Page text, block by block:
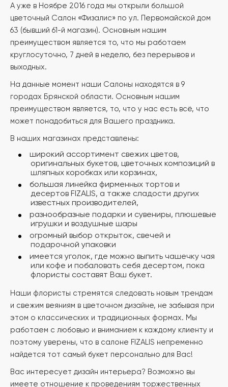
А уже в Ноябре 2016 года мы открыли большой
цветочный Салон «Физалис» по ул. Первомайской дом
63 (бывший 61-й магазин). Основным нашим
преимуществом является то, что мы работаем
круглосуточно, 7 дней в неделю, без перерывов и
выходных.
На данные момент наши Салоны находятся в 9
городах Брянской области. Основным нашим
преимуществом является, то, что у нас есть всё, что
может понадобиться для Вашего праздника.
В наших магазинах представлены:
широкий ассортимент свежих цветов,
оригинальных букетов, цветочных композиций в
шляпных коробках или корзинах,
большая линейка фирменных тортов и
десертов FIZALIS, а также сладости других
известных производителей,
разнообразные подарки и сувениры, плюшевые
игрушки и воздушные шары
огромный выбор открыток, свечей и
подарочной упаковки
имеется уголок, где можно выпить чашечку чая
или кофе и побаловать себя десертом, пока
флористы составят Ваш букет.
Наши флористы стремятся следовать новым трендам
и свежим веяниям в цветочном дизайне, не забывая при
этом о классических и традиционных формах. Мы
работаем с любовью и вниманием к каждому клиенту и
поэтому уверены, что в салоне FIZALIS непременно
найдется тот самый букет персонально для Вас!
Вас интересует дизайн интерьера? Возможно вы
имеете отношение к проведениям торжественных